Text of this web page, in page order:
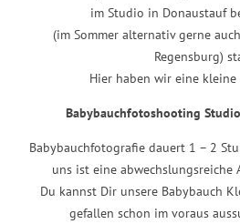
im Studio in Donaustauf
(im Sommer alternativ gerne
Regensburg)
Hier haben wir eine
Babybauchfotoshooting
Babybauchfotografie dauert 1 – 2
uns ist eine abwechslungsreiche
Du kannst Dir unsere Babybauch
gefallen schon im voraus